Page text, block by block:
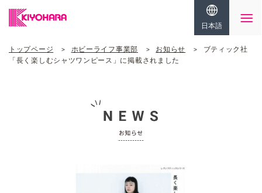
日本語
トップページ ホビーライフ事業部 お知らせ
ブティック社
「長く楽しむシャツワンピース」に掲載されました